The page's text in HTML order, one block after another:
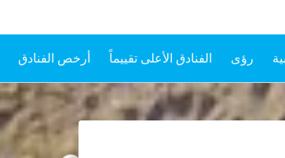
رؤى الفنادق الأعلى تقييماً أرخص الفنادق